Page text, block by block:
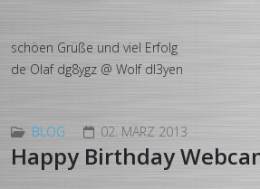
schöen Grüße und viel Erfolg
de Olaf dg8ygz @ Wolf dl3yen
BLOG 02. MÄRZ 2013
Happy Birthday